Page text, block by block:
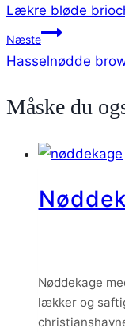
Lækre bløde
Næste
Hasselnødde
Måske du
Nøddekage
lækker og